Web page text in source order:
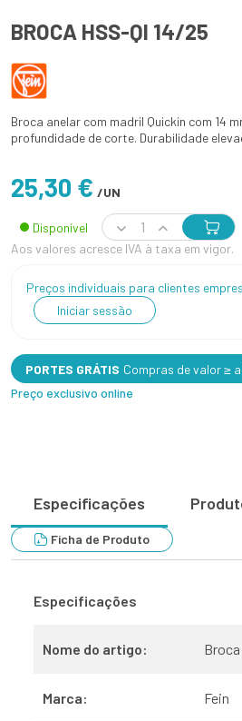
BROCA HSS-QI 14/25
Broca anelar com madril Quickin com 14
profundidade de corte. Durabilidade
25,30 € /UN
Disponível
Aos valores acresce IVA à taxa em vigor.
Preços individuais para clientes
Iniciar sessão
PORTES GRÁTIS Compras de valor ≥
Preço exclusivo online
Especificações
Ficha de Produto
Especificações
Nome do artigo: Broca
Marca: Fein